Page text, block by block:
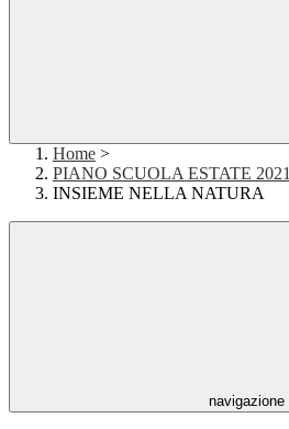
Home >
PIANO SCUOLA ESTATE 2021
INSIEME NELLA NATURA
navigazione